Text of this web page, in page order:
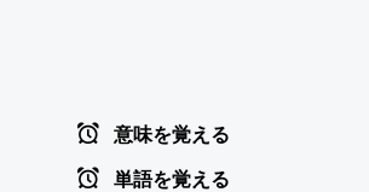
意味を覚える
単語を覚える